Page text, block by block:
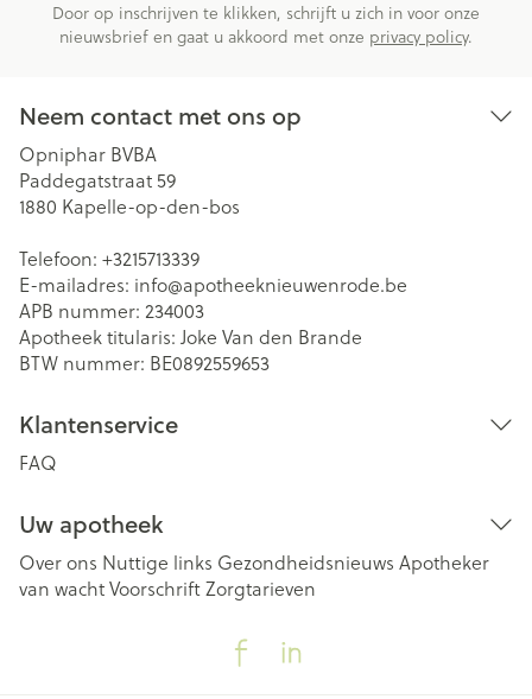
Door op inschrijven te klikken, schrijft u zich in voor onze
nieuwsbrief en gaat u akkoord met onze privacy policy.
Neem contact met ons op
Opniphar BVBA
Paddegatstraat 59
1880 Kapelle-op-den-bos
Telefoon: +3215713339
E-mailadres: info@apotheeknieuwenrode.be
APB nummer: 234003
Apotheek titularis: Joke Van den Brande
BTW nummer: BE0892559653
Klantenservice
FAQ
Uw apotheek
Over ons Nuttige links Gezondheidsnieuws Apotheker
van wachtVoorschriftZorgtarieven